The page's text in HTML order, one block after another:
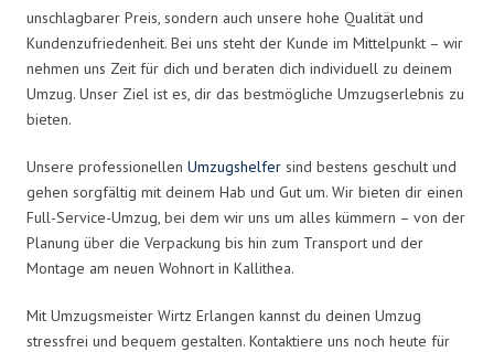
unschlagbarer Preis, sondern auch unsere hohe Qualität und
Kundenzufriedenheit. Bei uns steht der Kunde im Mittelpunkt – wir
nehmen uns Zeit für dich und beraten dich individuell zu deinem
Umzug. Unser Ziel ist es, dir das bestmögliche Umzugserlebnis zu
bieten.
Unsere professionellen Umzugshelfer sind bestens geschult und
gehen sorgfältig mit deinem Hab und Gut um. Wir bieten dir einen
Full-Service-Umzug, bei dem wir uns um alles kümmern – von der
Planung über die Verpackung bis hin zum Transport und der
Montage am neuen Wohnort in Kallithea.
Mit Umzugsmeister Wirtz Erlangen kannst du deinen Umzug
stressfrei und bequem gestalten. Kontaktiere uns noch heute für